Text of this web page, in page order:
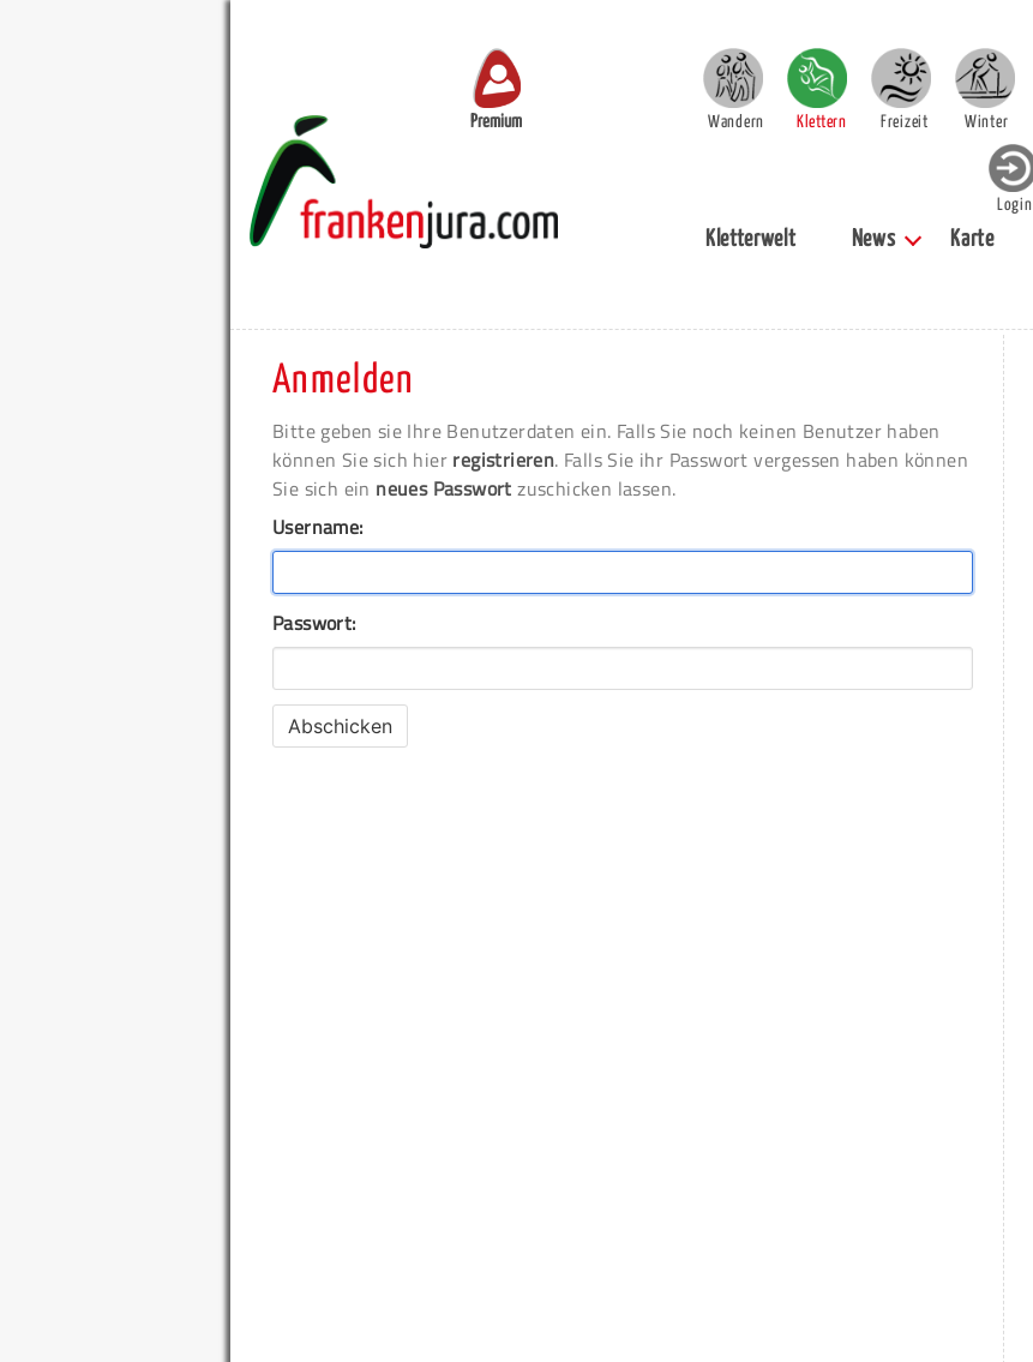
Premium Wandern Klettern Freizeit Winter
Login
Kletterwelt News Karte
Anmelden
Bitte geben sie Ihre Benutzerdaten ein. Falls Sie noch keinen Benutzer haben
können Sie sich hier registrieren. Falls Sie ihr Passwort vergessen haben können
Sie sich ein neues Passwort zuschicken lassen.
Username:
Passwort: